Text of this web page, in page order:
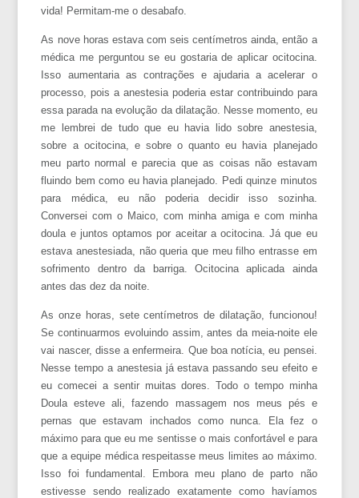
vida! Permitam-me o desabafo.
As nove horas estava com seis centímetros ainda, então a
médica me perguntou se eu gostaria de aplicar ocitocina.
Isso aumentaria as contrações e ajudaria a acelerar o
processo, pois a anestesia poderia estar contribuindo para
essa parada na evolução da dilatação. Nesse momento, eu
me lembrei de tudo que eu havia lido sobre anestesia,
sobre a ocitocina, e sobre o quanto eu havia planejado
meu parto normal e parecia que as coisas não estavam
fluindo bem como eu havia planejado. Pedi quinze minutos
para médica, eu não poderia decidir isso sozinha.
Conversei com o Maico, com minha amiga e com minha
doula e juntos optamos por aceitar a ocitocina. Já que eu
estava anestesiada, não queria que meu filho entrasse em
sofrimento dentro da barriga. Ocitocina aplicada ainda
antes das dez da noite.
As onze horas, sete centímetros de dilatação, funcionou!
Se continuarmos evoluindo assim, antes da meia-noite ele
vai nascer, disse a enfermeira. Que boa notícia, eu pensei.
Nesse tempo a anestesia já estava passando seu efeito e
eu comecei a sentir muitas dores. Todo o tempo minha
Doula esteve ali, fazendo massagem nos meus pés e
pernas que estavam inchados como nunca. Ela fez o
máximo para que eu me sentisse o mais confortável e para
que a equipe médica respeitasse meus limites ao máximo.
Isso foi fundamental. Embora meu plano de parto não
estivesse sendo realizado exatamente como havíamos